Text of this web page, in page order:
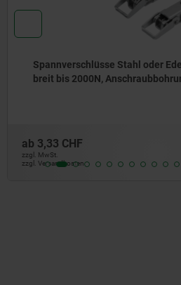
Stahl oder Edelstahl mit Spannbügel
Anschraubbohrungen verdeckt